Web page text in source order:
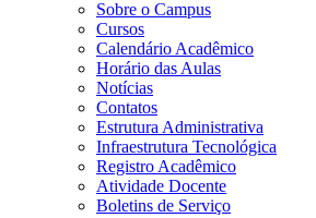
Sobre o Campus
Cursos
Calendário Acadêmico
Horário das Aulas
Notícias
Contatos
Estrutura Administrativa
Infraestrutura Tecnológica
Registro Acadêmico
Atividade Docente
Boletins de Serviço